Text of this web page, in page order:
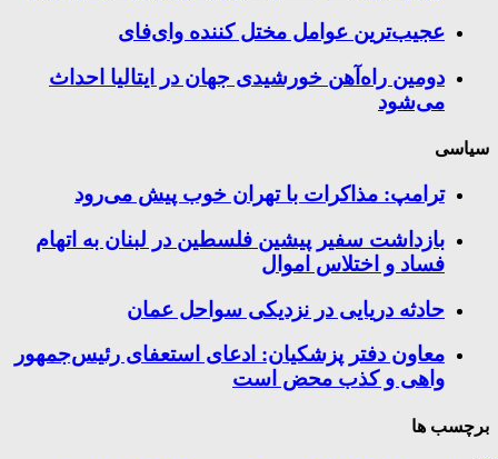
عجیب‌ترین عوامل مختل کننده وای‌فای
دومین راه‌آهن خورشیدی جهان در ایتالیا احداث
می‌شود
سیاسی
ترامپ: مذاکرات با تهران خوب پیش می‌رود
بازداشت سفیر پیشین فلسطین در لبنان به اتهام
فساد و اختلاس اموال
حادثه دریایی در نزدیکی سواحل عمان
معاون دفتر پزشکیان: ادعای استعفای رئیس‌جمهور
واهی و کذب محض است
برچسب ها